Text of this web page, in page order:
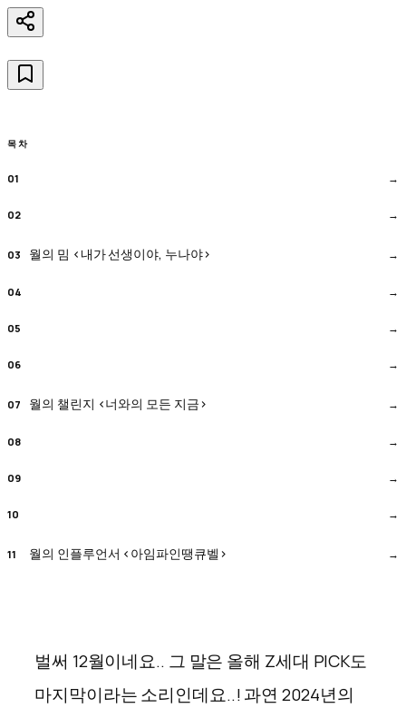
목차
월의 밈 <내가 선생이야, 누나야>
월의 챌린지 <너와의 모든 지금>
월의 인플루언서 <아임파인땡큐벨>
벌써 12월이네요.. 그 말은 올해 Z세대 PICK도
마지막이라는 소리인데요..! 과연 2024년의